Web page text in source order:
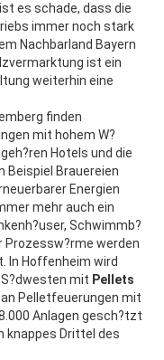
es schade, dass die
immer noch stark
Nachbarland Bayern
ist ein
weiterhin eine
finden
mit hohem W?
Hotels und die
Beispiel Brauereien
Energien
mehr auch ein
Schwimmb?
Prozessw?rme werden
In Hoffenheim wird
mit Pellets
Pelletfeuerungen mit
Anlagen gesch?tzt
knappes Drittel des